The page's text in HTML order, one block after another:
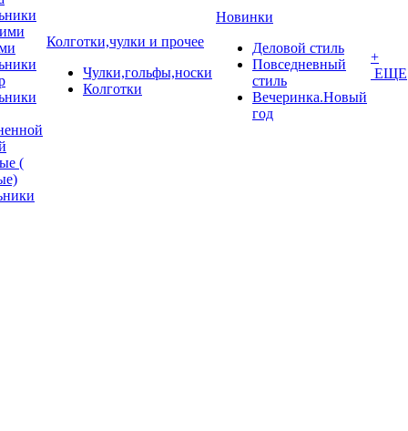
(
Колготки,чулки и прочее
Чулки,гольфы,носки
Колготки
Новинки
Деловой стиль
Повседневный
стиль
Вечеринка.Новый
год
+
ЕЩЕ